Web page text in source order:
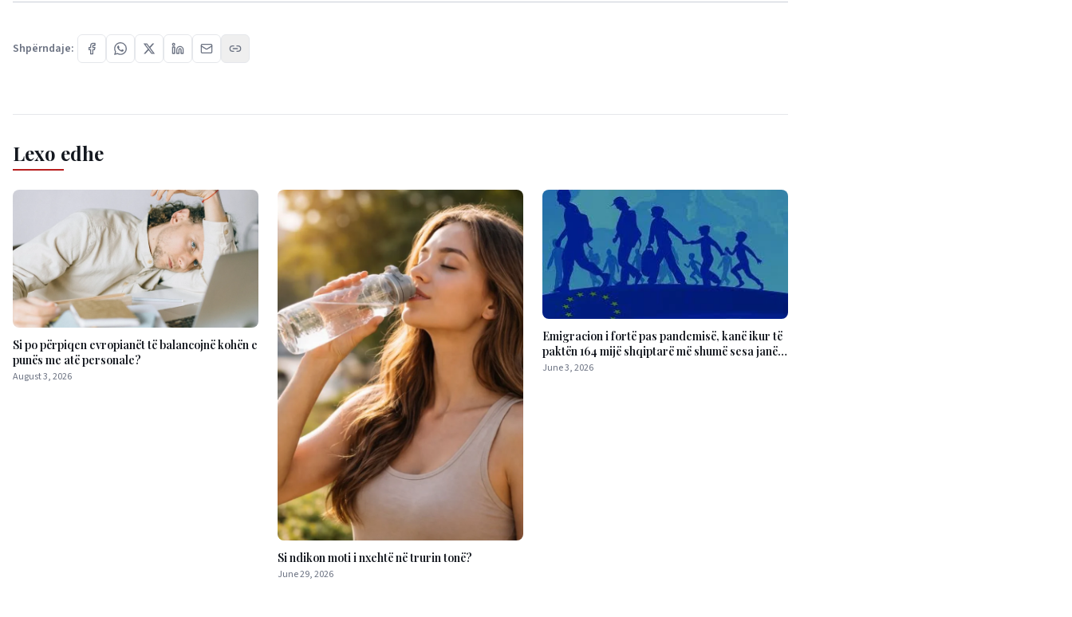
Shpërndaje:
Lexo edhe
Si po përpiqen evropianët të balancojnë kohën e
punës me atë personale?
August 3, 2026
Si ndikon moti i nxehtë në trurin tonë?
June 29, 2026
Emigracion i fortë pas pandemisë, kanë ikur të
paktën 164 mijë shqiptarë më shumë sesa janë
kthyer
June 3, 2026